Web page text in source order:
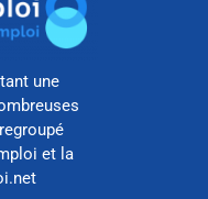
une
et la